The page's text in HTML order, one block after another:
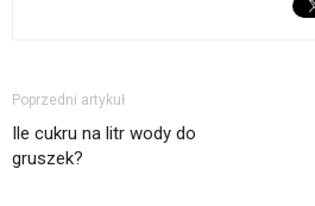
Poprzedni artykuł
Ile cukru na litr wody do
gruszek?